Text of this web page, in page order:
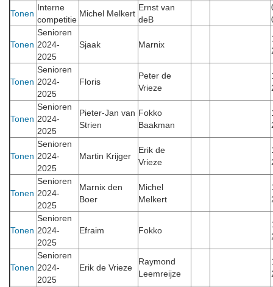
Tonen
Interne
competitie
Michel Melkert
Ernst van
deB
Tonen
Senioren
2024-
2025
Sjaak Marnix
Tonen
Senioren
2024-
2025
Floris
Peter de
Vrieze
Tonen
Senioren
2024-
2025
Pieter-Jan van
Strien
Fokko
Baakman
Tonen
Senioren
2024-
2025
Martin Krijger
Erik de
Vrieze
Tonen
Senioren
2024-
2025
Marnix den
Boer
Michel
Melkert
Tonen
Senioren
2024-
2025
Efraim Fokko
Tonen
Senioren
2024-
2025
Erik de Vrieze
Raymond
Leemreijze